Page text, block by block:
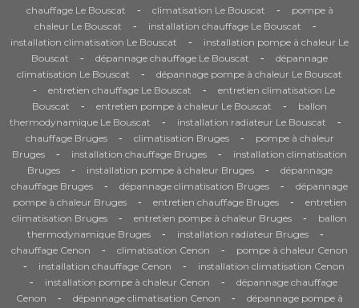
chauffage Le Bouscat - climatisation Le Bouscat -
pompe à
chaleur Le Bouscat
- installation chauffage Le Bouscat -
installation climatisation Le Bouscat -
installation pompe à chaleur Le
Bouscat
- dépannage chauffage Le Bouscat -
dépannage
climatisation Le Bouscat
- dépannage pompe à chaleur Le Bouscat
- entretien chauffage Le Bouscat -
entretien climatisation Le
Bouscat
- entretien pompe à chaleur Le Bouscat -
ballon
thermodynamique Le Bouscat
- installation radiateur Le Bouscat -
chauffage Bruges - climatisation Bruges -
pompe à chaleur
Bruges
- installation chauffage Bruges -
installation climatisation
Bruges
- installation pompe à chaleur Bruges -
dépannage
chauffage Bruges
- dépannage climatisation Bruges -
dépannage
pompe à chaleur Bruges
- entretien chauffage Bruges -
entretien
climatisation Bruges
- entretien pompe à chaleur Bruges -
ballon
thermodynamique Bruges
- installation radiateur Bruges -
chauffage Cenon - climatisation Cenon - pompe à chaleur Cenon
- installation chauffage Cenon - installation climatisation Cenon
- installation pompe à chaleur Cenon -
dépannage chauffage
Cenon
- dépannage climatisation Cenon -
dépannage pompe à